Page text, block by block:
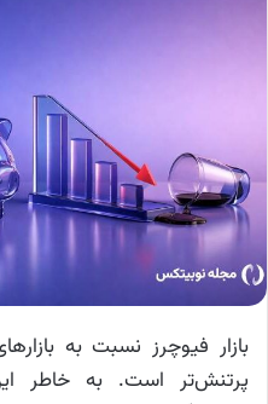
بازار فیوچرز نسبت به
پرتنش‌تر است. به خاطر